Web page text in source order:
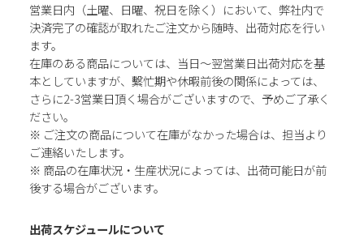
営業日内（土曜、日曜、祝日を除く）において、弊社内で
決済完了の確認が取れたご注文から随時、出荷対応を行い
ます。
在庫のある商品については、当日～翌営業日出荷対応を基
本としていますが、繫忙期や休暇前後の関係によっては、
さらに2-3営業日頂く場合がございますので、予めご了承く
ださい。
※ ご注文の商品について在庫がなかった場合は、担当より
ご連絡いたします。
※ 商品の在庫状況・生産状況によっては、出荷可能日が前
後する場合がございます。
出荷スケジュールについて